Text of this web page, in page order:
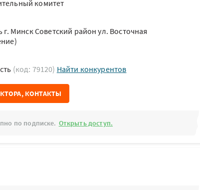
комитет
г. Минск Советский район ул. Восточная
(код: 79120) Найти конкурентов
КОНТАКТЫ
по подписке. Открыть доступ.